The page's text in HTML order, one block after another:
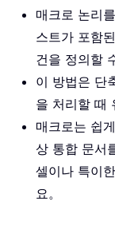
매크로 논리
스트가 포함
건을 정의할
이 방법은 단
을 처리할 때
매크로는 쉽
상 통합 문서
셀이나 특이
요。